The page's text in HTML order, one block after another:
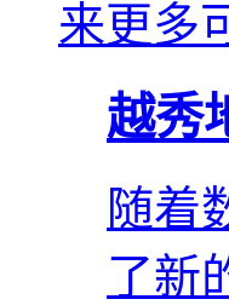
越秀
随着
了新